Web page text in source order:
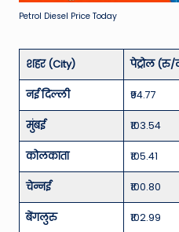
Petrol Diesel Price Today
शहर (City) पेट्रोल (रु/
नई दिल्ली ₹94.77
मुंबई ₹103.54
कोलकाता ₹105.41
चेन्नई ₹100.80
बेंगलुरु ₹102.99